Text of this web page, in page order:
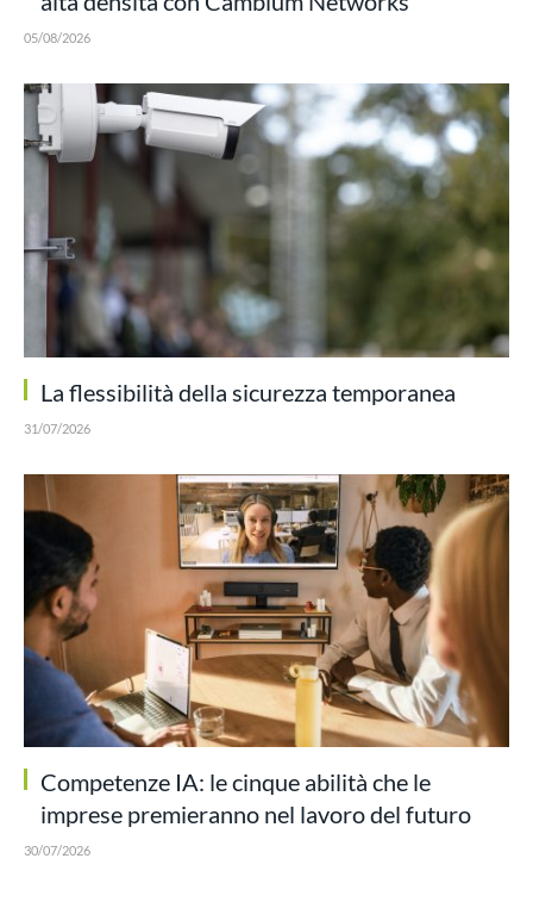
05/08/2026
La flessibilità della sicurezza temporanea
31/07/2026
Competenze IA: le cinque abilità che le
imprese premieranno nel lavoro del futuro
30/07/2026